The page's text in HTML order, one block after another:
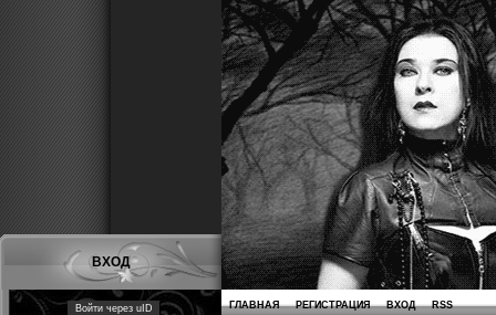
ВХОД
Войти через uID ГЛАВНАЯ РЕГИСТРАЦИЯ ВХОД RSS